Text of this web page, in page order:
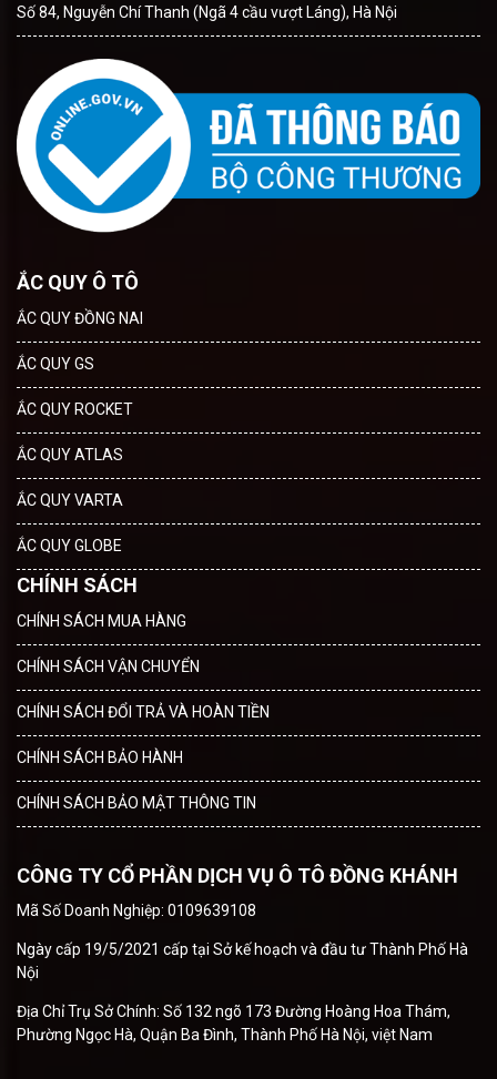
Số 84, Nguyễn Chí Thanh (Ngã 4 cầu vượt Láng), Hà Nội
ẮC QUY Ô TÔ
ẮC QUY ĐỒNG NAI
ẮC QUY GS
ẮC QUY ROCKET
ẮC QUY ATLAS
ẮC QUY VARTA
ẮC QUY GLOBE
CHÍNH SÁCH
CHÍNH SÁCH MUA HÀNG
CHÍNH SÁCH VẬN CHUYỂN
CHÍNH SÁCH ĐỔI TRẢ VÀ HOÀN TIỀN
CHÍNH SÁCH BẢO HÀNH
CHÍNH SÁCH BẢO MẬT THÔNG TIN
CÔNG TY CỔ PHẦN DỊCH VỤ Ô TÔ ĐỒNG KHÁNH
Mã Số Doanh Nghiệp: 0109639108
Ngày cấp 19/5/2021 cấp tại Sở kế hoạch và đầu tư Thành Phố Hà
Nội
Địa Chỉ Trụ Sở Chính: Số 132 ngõ 173 Đường Hoàng Hoa Thám,
Phường Ngọc Hà, Quận Ba Đình, Thành Phố Hà Nội, việt Nam